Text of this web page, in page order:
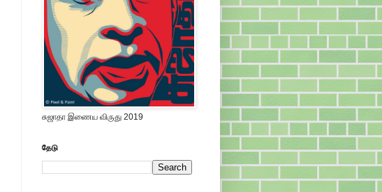
சுஜாதா இணைய விருது 2019
தேடு